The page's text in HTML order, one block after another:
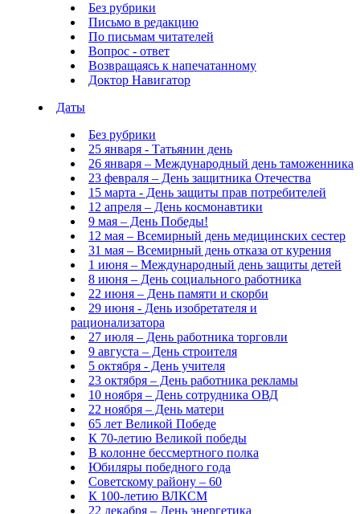
Без рубрики
Письмо в редакцию
По письмам читателей
Вопрос - ответ
Возвращаясь к напечатанному
Доктор Навигатор
Даты
Без рубрики
25 января - Татьянин день
26 января – Международный день таможенника
23 февраля – День защитника Отечества
15 марта - День защиты прав потребителей
12 апреля – День космонавтики
9 мая – День Победы!
12 мая – Всемирный день медицинских сестер
31 мая – Всемирный день отказа от курения
1 июня – Международный день защиты детей
8 июня – День социального работника
22 июня – День памяти и скорби
29 июня - День изобретателя и
рационализатора
27 июля – День работника торговли
9 августа – День строителя
5 октября - День учителя
23 октября – День работника рекламы
10 ноября – День сотрудника ОВД
22 ноября – День матери
65 лет Великой Победе
К 70-летию Великой победы
В колонне бессмертного полка
Юбиляры победного года
Советскому району – 60
К 100-летию ВЛКСМ
22 декабря – День энергетика